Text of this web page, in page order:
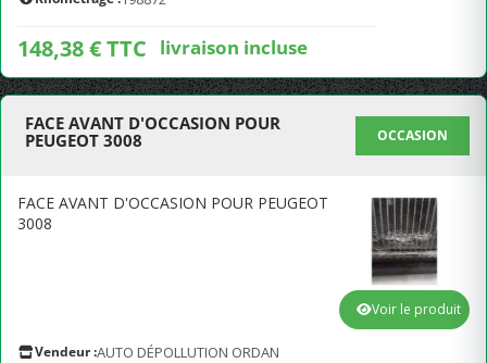
148,38 € TTC livraison incluse
FACE AVANT D'OCCASION POUR
PEUGEOT 3008
OCCASION
FACE AVANT D'OCCASION POUR PEUGEOT
3008
Vendeur :AUTO DÉPOLLUTION ORDAN
Voir le produit